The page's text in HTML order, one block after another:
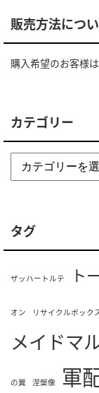
販売方法につ
購入希望のお客様は
カテゴリー
タグ
ザッハートルテ ト
オン リサイクルボック
メイドマ
の翼 涅槃像 軍